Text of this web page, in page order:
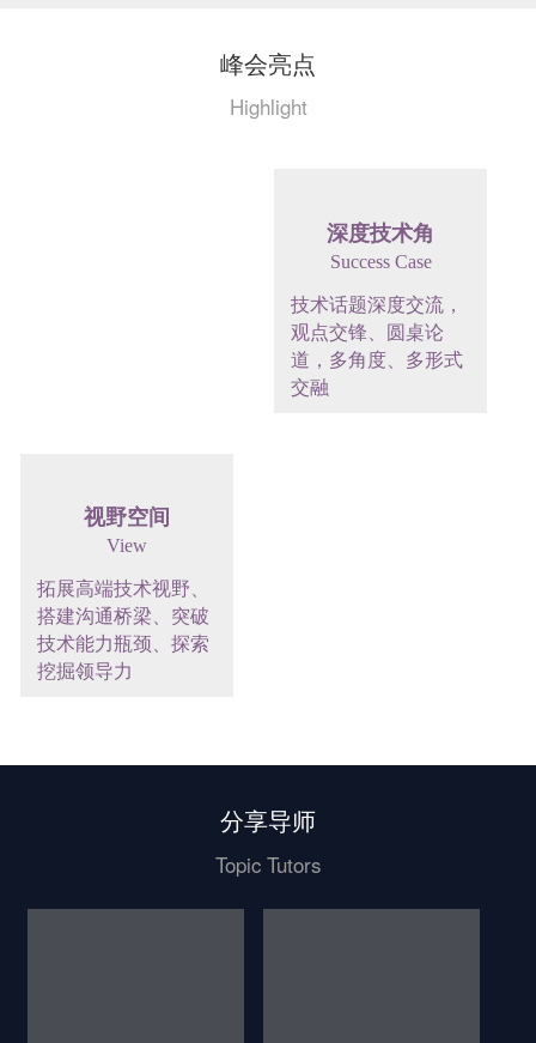
峰会亮点
Highlight
深度技术角
Success Case
技术话题深度交流，
观点交锋、圆桌论
道，多角度、多形式
交融
视野空间
View
拓展高端技术视野、
搭建沟通桥梁、突破
技术能力瓶颈、探索
挖掘领导力
分享导师
Topic Tutors